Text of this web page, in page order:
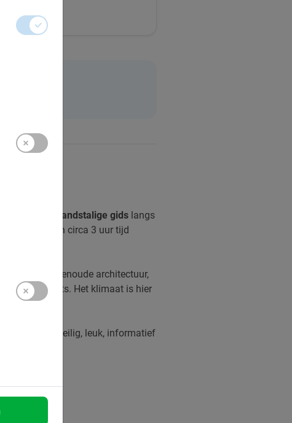
een Nederlandstalige gids langs
je in circa 3 uur tijd
Eeuwenoude architectuur,
alle highlights. Het klimaat is hier
gids zijn veilig, leuk, informatief